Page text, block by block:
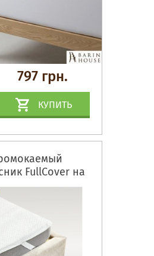
797 грн.
КУПИТЬ
FullCover на
по углам